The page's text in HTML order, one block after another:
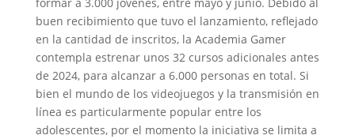
buen recibimiento que tuvo el lanzamiento, reflejado
en la cantidad de inscritos, la Academia Gamer
contempla estrenar unos 32 cursos adicionales antes
de 2024, para alcanzar a 6.000 personas en total. Si
bien el mundo de los videojuegos y la transmisión en
línea es particularmente popular entre los
adolescentes, por el momento la iniciativa se limita a